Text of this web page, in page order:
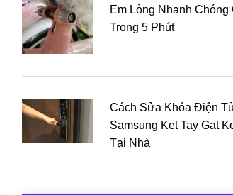
Em Lỏng Nhanh Chóng
Trong 5 Phút
Cách Sửa Khóa Điện
Samsung Kẹt Tay Gạt
Tại Nhà